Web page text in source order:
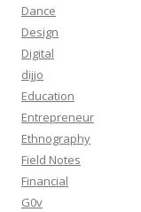
Dance
Design
Digital
dijjo
Education
Entrepreneur
Ethnography
Field Notes
Financial
G0v